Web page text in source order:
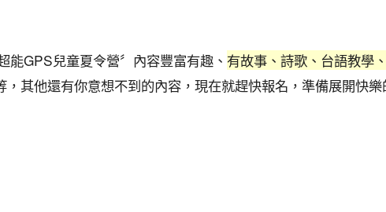
能GPS兒童夏令營〞內容豐富有趣、 有故事、詩歌、台語教學
，其他還有你意想不到的內容，現在就趕快報名，準備展開快樂